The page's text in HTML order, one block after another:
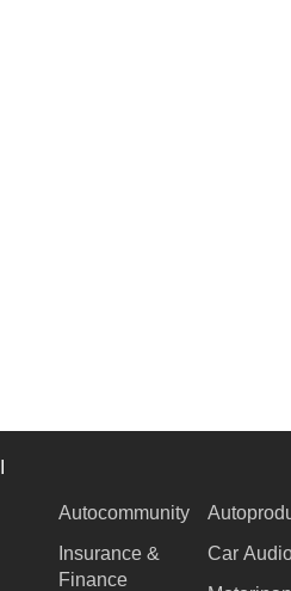
Autocommunity
Insurance &
Finance
Car